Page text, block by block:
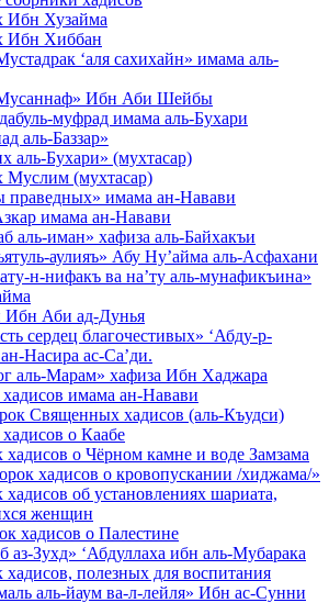
Ибн Хузайма
Ибн Хиббан
‘аля сахихайн» имама аль-
Ибн Аби Шейбы
муфрад имама аль-Бухари
аль-Баззар»
аль-Бухари» (мухтасар)
Муслим (мухтасар)
праведных» имама ан-Навави
имама ан-Навави
аль-иман» хафиза аль-Байхакъи
аулияъ» Абу Ну’айма аль-Асфахани
н-нифакъ ва на’ту аль-мунафикъина»
Ибн Аби ад-Дунья
сердец благочестивых» ‘Абду-р-
Насира ас-Са’ди.
аль-Марам» хафиза Ибн Хаджара
имама ан-Навави
Священных хадисов (аль-Къудси)
о Каабе
хадисов о Чёрном камне и воде Замзама
хадисов о кровопускании /хиджама/»
об установлениях шариата,
женщин
хадисов о Палестине
аз-Зухд» ‘Абдуллаха ибн аль-Мубарака
хадисов, полезных для воспитания
аль-йаум ва-л-лейля» Ибн ас-Сунни